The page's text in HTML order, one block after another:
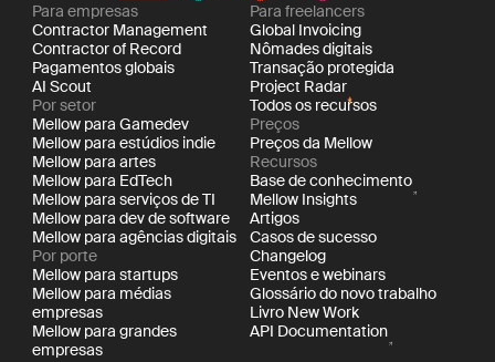
Para empresas
Contractor Management
Contractor of Record
Pagamentos globais
AI Scout
Por setor
Mellow para Gamedev
Mellow para estúdios indie
Mellow para artes
Mellow para EdTech
Mellow para serviços de TI
Mellow para dev de software
Mellow para agências digitais
Por porte
Mellow para startups
Mellow para médias
empresas
Mellow para grandes
empresas
Para freelancers
Global Invoicing
Nômades digitais
Transação protegida
Project Radar
Todos os recursos
Preços
Preços da Mellow
Recursos
Base de conhecimento
Mellow Insights
Artigos
Casos de sucesso
Changelog
Eventos e webinars
Glossário do novo trabalho
Livro New Work
API Documentation